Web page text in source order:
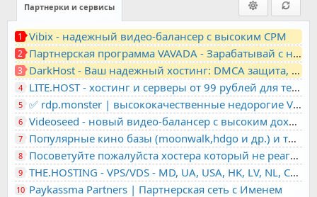
Партнерки и сервисы
1 Vibix - надежный видео-балансер с высоким CPM
2 Партнерская программа VAVADA - Зарабатывай с нами!
3 DarkHost - Ваш надежный хостинг: DMCA защита, лояльность, анонимность
4 LITE.HOST - хостинг и серверы от 99 рублей для тех, кто любит не переплачивать. Доступ по SSH, поддержка PHP, GIT, COMPOSER, сертификаты Let's Encrypt
5 ✅ rdp.monster | высококачественные недорогие VPS, RDP - выделенные серверы
6 Videoseed - новый видео-балансер с высоким доходом
7 Популярные кино базы (moonwalk,hdgo и др.) и торренты в одном плеере для вашего сайта
8 Посоветуйте пожалуйста хостера который не реагирует на ркн
9 THE.HOSTING - VPS/VDS - MD, UA, USA, HK, LV, NL, CA, DE, SK, CZE, GB, IL, TR, PL, BG, RO, IT, FL, HU, PT.
10 Paykassma Partners | Партнерская сеть с Именем